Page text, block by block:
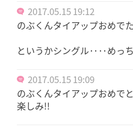
2017.05.15 19:12
のぶくんタイアップおめで
というかシングル‥‥めっ
2017.05.15 19:09
のぶくんタイアップおめで
楽しみ!!